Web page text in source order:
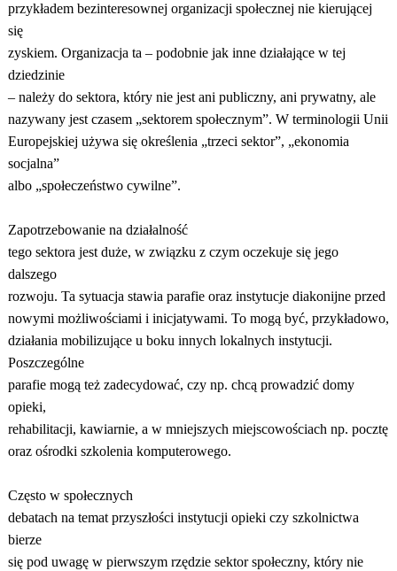
przykładem bezinteresownej organizacji społecznej nie kierującej
się
zyskiem. Organizacja ta – podobnie jak inne działające w tej
dziedzinie
– należy do sektora, który nie jest ani publiczny, ani prywatny, ale
nazywany jest czasem „sektorem społecznym”. W terminologii Unii
Europejskiej używa się określenia „trzeci sektor”, „ekonomia
socjalna”
albo „społeczeństwo cywilne”.
Zapotrzebowanie na działalność
tego sektora jest duże, w związku z czym oczekuje się jego
dalszego
rozwoju. Ta sytuacja stawia parafie oraz instytucje diakonijne przed
nowymi możliwościami i inicjatywami. To mogą być, przykładowo,
działania mobilizujące u boku innych lokalnych instytucji.
Poszczególne
parafie mogą też zadecydować, czy np. chcą prowadzić domy
opieki,
rehabilitacji, kawiarnie, a w mniejszych miejscowościach np. pocztę
oraz ośrodki szkolenia komputerowego.
Często w społecznych
debatach na temat przyszłości instytucji opieki czy szkolnictwa
bierze
się pod uwagę w pierwszym rzędzie sektor społeczny, który nie